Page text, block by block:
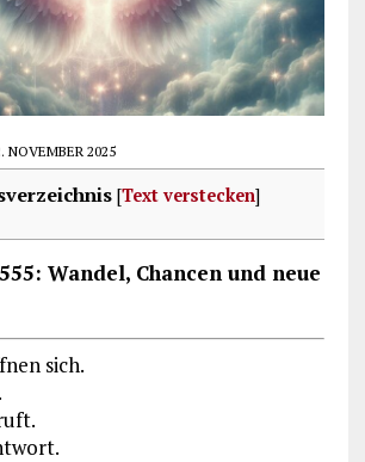
NOVEMBER 2025
[Text verstecken]
Wandel, Chancen und neue
sich.